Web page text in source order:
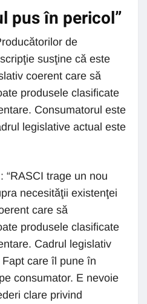
pus în pericol”
de
susţine că este
coerent care să
produsele clasificate
Consumatorul este
legislative actual este
“RASCI trage un nou
necesităţii existenţei
care să
produsele clasificate
Cadrul legislativ
care îl pune în
consumator. E nevoie
clare privind